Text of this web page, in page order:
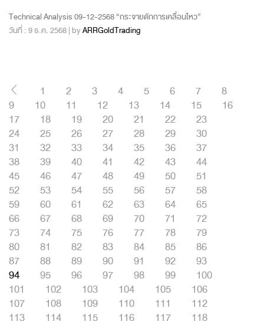
Technical Analysis 09-12-2568 “กระจายดักการเคลื่อนไหว”
วันที่ : 9 ธ.ค. 2568 | byARRGoldTrading
1 2 3 4 5 6 7
8
9
10 11 12 13 14 15
16
17
18 19 20 21 22
23
24
25 26 27 28 29
30
31
32 33 34 35 36
37
38
39 40 41 42 43
44
45
46 47 48 49 50
51
52
53 54 55 56 57
58
59
60 61 62 63 64
65
66
67 68 69 70 71
72
73
74 75 76 77 78
79
80
81 82 83 84 85
86
87
88 89 90 91 92
93
94
95 96 97 98 99
100
101
102 103 104 105
106
107
108 109 110 111
112
113
114 115 116 117
118